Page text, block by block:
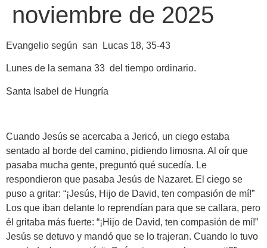
noviembre de 2025
Evangelio según san Lucas 18, 35-43
Lunes de la semana 33 del tiempo ordinario.
Santa Isabel de Hungría
Cuando Jesús se acercaba a Jericó, un ciego estaba
sentado al borde del camino, pidiendo limosna. Al oír que
pasaba mucha gente, preguntó qué sucedía. Le
respondieron que pasaba Jesús de Nazaret. El ciego se
puso a gritar: “¡Jesús, Hijo de David, ten compasión de mí!”
Los que iban delante lo reprendían para que se callara, pero
él gritaba más fuerte: “¡Hijo de David, ten compasión de mí!”
Jesús se detuvo y mandó que se lo trajeran. Cuando lo tuvo